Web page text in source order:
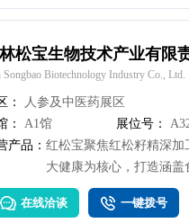
松宝生物技术产业有限
Songbao Biotechnology Industry Co., Ltd.
：
人参及中医药展区
：
A1馆 展位号：
产品：红松宝聚焦红松籽精深加
大健康为核心，打造涵盖
品、药品、化妆品等系列
长白山野生红松资源与核
在线洽谈 一键拨号